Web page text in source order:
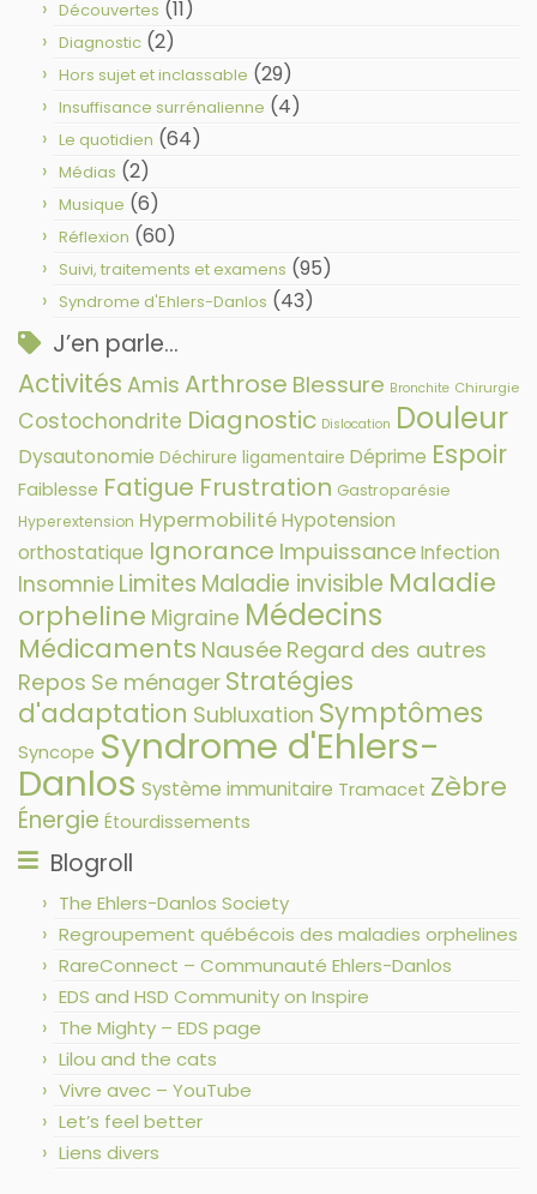
Découvertes (11)
Diagnostic (2)
Hors sujet et inclassable (29)
Insuffisance surrénalienne (4)
Le quotidien (64)
Médias (2)
Musique (6)
Réflexion (60)
Suivi, traitements et examens (95)
Syndrome d'Ehlers-Danlos (43)
J’en parle…
Activités Amis Arthrose Blessure Bronchite Chirurgie
Costochondrite Diagnostic Dislocation Douleur
Dysautonomie Déchirure ligamentaire Déprime Espoir
Faiblesse Fatigue Frustration Gastroparésie
Hyperextension HypermobilitéHypotension
orthostatique Ignorance ImpuissanceInfection
Insomnie Limites Maladie invisible Maladie
orpheline Migraine Médecins
Médicaments Nausée Regard des autres
Repos Se ménager Stratégies
d'adaptation Subluxation Symptômes
Syncope Syndrome d'Ehlers-
Danlos Système immunitaire Tramacet Zèbre
Énergie Étourdissements
Blogroll
The Ehlers-Danlos Society
Regroupement québécois des maladies orphelines
RareConnect – Communauté Ehlers-Danlos
EDS and HSD Community on Inspire
The Mighty – EDS page
Lilou and the cats
Vivre avec – YouTube
Let’s feel better
Liens divers